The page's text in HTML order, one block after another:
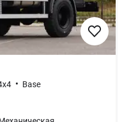
• Base